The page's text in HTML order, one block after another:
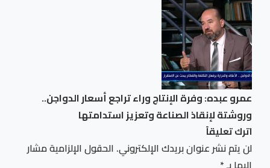
عمرو عبده: وفرة الإنتاج وراء تراجع أسعار الدواجن..
وروشتة لإنقاذ الصناعة وتعزيز استدامتها
اترك تعليقاً
لن يتم نشر عنوان بريدك الإلكتروني. الحقول الإلزامية مشار